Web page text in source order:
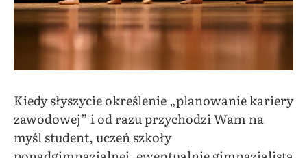
Kiedy słyszycie określenie „planowanie kariery
zawodowej” i od razu przychodzi Wam na
myśl student, uczeń szkoły